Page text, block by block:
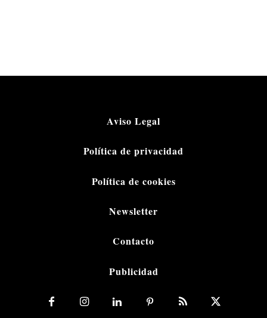
Aviso Legal
Política de privacidad
Política de cookies
Newsletter
Contacto
Publicidad